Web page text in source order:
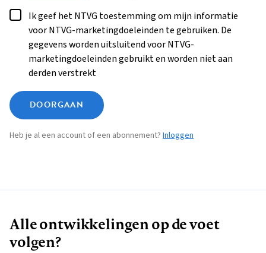
Ik geef het NTVG toestemming om mijn informatie
voor NTVG-marketingdoeleinden te gebruiken. De
gegevens worden uitsluitend voor NTVG-
marketingdoeleinden gebruikt en worden niet aan
derden verstrekt
DOORGAAN
Heb je al een account of een abonnement? Inloggen
Alle ontwikkelingen op de voet
volgen?